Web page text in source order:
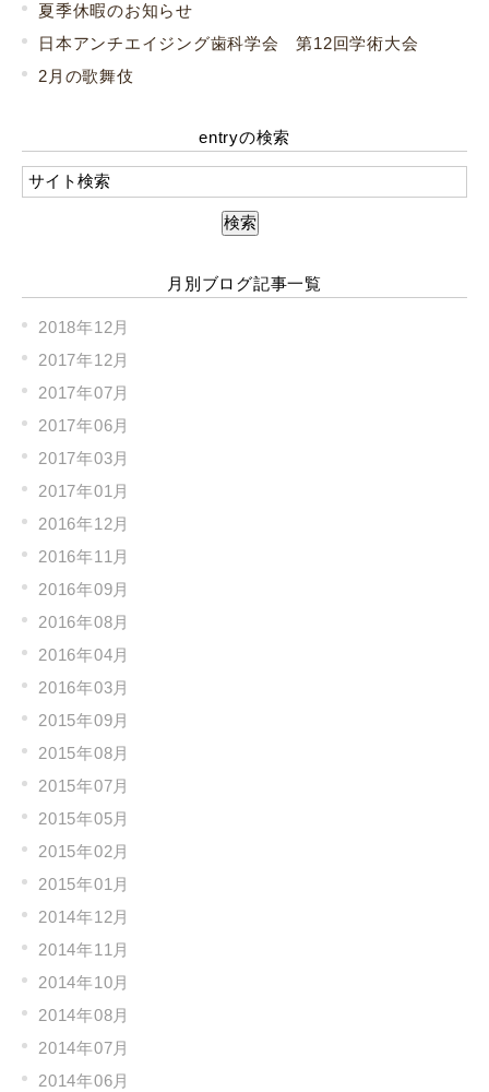
夏季休暇のお知らせ
日本アンチエイジング歯科学会 第12回学術大会
2月の歌舞伎
entryの検索
月別ブログ記事一覧
2018年12月
2017年12月
2017年07月
2017年06月
2017年03月
2017年01月
2016年12月
2016年11月
2016年09月
2016年08月
2016年04月
2016年03月
2015年09月
2015年08月
2015年07月
2015年05月
2015年02月
2015年01月
2014年12月
2014年11月
2014年10月
2014年08月
2014年07月
2014年06月